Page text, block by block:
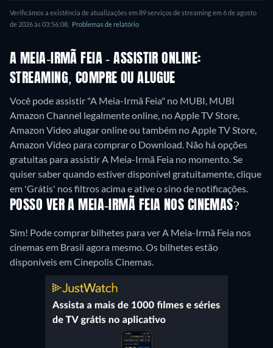
Verificámos a existência de atualizações em 89 serviços de streaming em 6 de agosto
de 2026 às 03:56:08.
Problemas de relatório
A MEIA-IRMÃ FEIA - ASSISTIR ONLINE:
STREAMING, COMPRE OU ALUGUE
Você pode assistir "A Meia-Irmã Feia" no MUBI, MUBI
Amazon Channel legalmente online, no Apple TV Store,
Amazon Video alugar online ou também no Apple TV Store,
Amazon Video para comprar o Download. Não há opções
gratuitas para assistir A Meia-Irmã Feia no momento. Se
quiser saber quando estiver disponível gratuitamente, clique
em 'Grátis' nos filtros acima e ative o sino de notificações.
POSSO VER A MEIA-IRMÃ FEIA NOS CINEMAS?
Sim! Pode comprar bilhetes para ver A Meia-Irmã Feia nos
cinemas em Brasil agora mesmo. Os bilhetes estão
disponíveis em Cinepolis Cinemas.